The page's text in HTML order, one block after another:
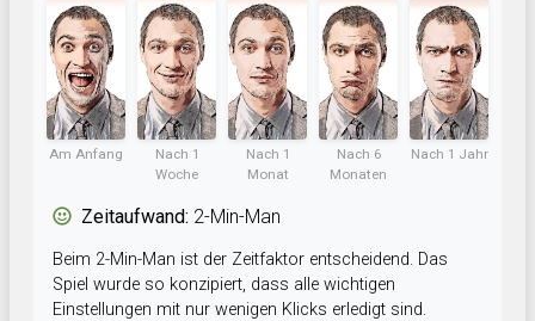
Am Anfang
Nach 1
Woche
Nach 1
Monat
Nach 6
Monaten
Nach 1 Jahr
Zeitaufwand: 2-Min-Man
Beim 2-Min-Man ist der Zeitfaktor entscheidend. Das
Spiel wurde so konzipiert, dass alle wichtigen
Einstellungen mit nur wenigen Klicks erledigt sind.